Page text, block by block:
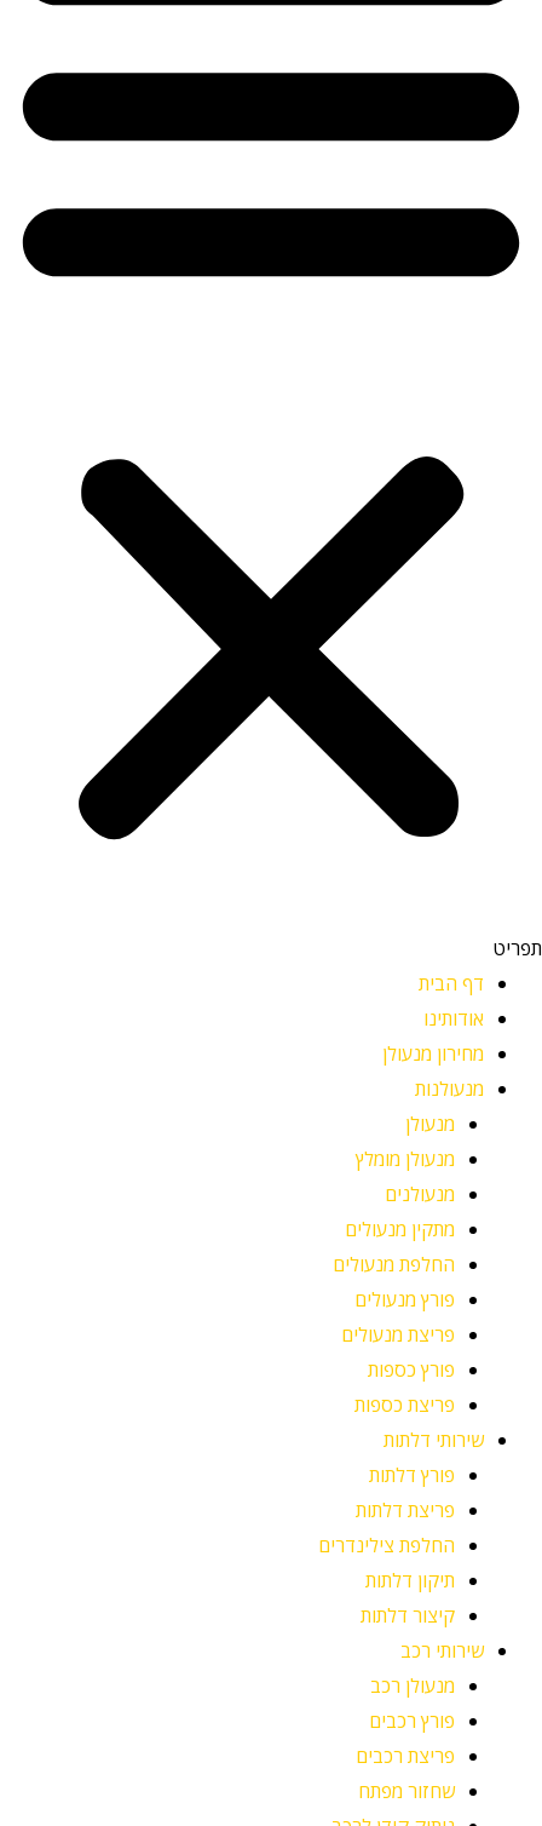
תפריט
דף הבית
אודותינו
מחירון מנעולן
מנעולנות
מנעולן
מנעולן מומלץ
מנעולנים
מתקין מנעולים
החלפת מנעולים
פורץ מנעולים
פריצת מנעולים
פורץ כספות
פריצת כספות
שירותי דלתות
פורץ דלתות
פריצת דלתות
החלפת צילינדרים
תיקון דלתות
קיצור דלתות
שירותי רכב
מנעולן רכב
פורץ רכבים
פריצת רכבים
שחזור מפתח